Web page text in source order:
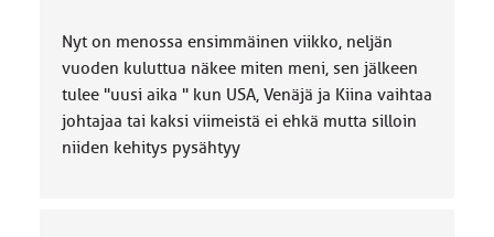
Nyt on menossa ensimmäinen viikko, neljän
vuoden kuluttua näkee miten meni, sen jälkeen
tulee "uusi aika " kun USA, Venäjä ja Kiina vaihtaa
johtajaa tai kaksi viimeistä ei ehkä mutta silloin
niiden kehitys pysähtyy